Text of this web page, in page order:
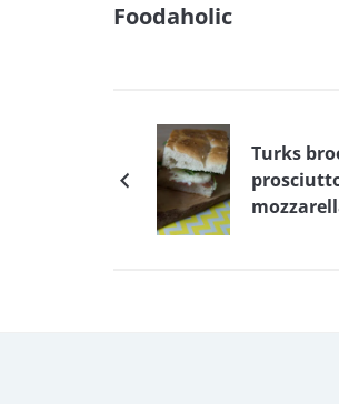
Foodaholic
Turks